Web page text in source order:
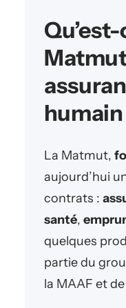
humain
La Matmut,
aujourd’hui
contrats :
santé,
quelques
partie du
la MAAF et